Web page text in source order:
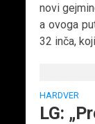
novi
a ovoga
32 inča,
HARDVER
LG: